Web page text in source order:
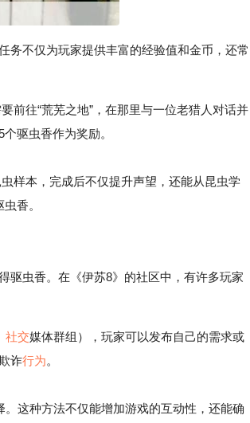
务不仅为玩家提供丰富的经验值和金币，还常
前往“荒芜之地”，在那里与一位老猎人对话并
驱虫香作为奖励。
样本，完成后不仅提升声望，还能从昆虫学
香。
驱虫香。在《伊苏8》的社区中，有许多玩家
社交媒体群组），玩家可以发布自己的需求或
诈行为。
这种方法不仅能增加游戏的互动性，还能确